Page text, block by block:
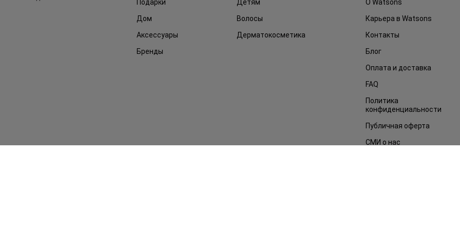
Подарки
Детям
Дом
Волосы
Аксессуары
Дерматокосметика
Бренды
О Watsons
Карьера в Watsons
Контакты
Блог
Оплата и доставка
FAQ
Политика
конфиденциальности
Публичная оферта
СМИ о нас